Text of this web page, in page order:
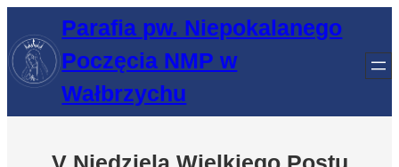
treści
Parafia pw. Niepokalanego
Poczęcia NMP w
Wałbrzychu